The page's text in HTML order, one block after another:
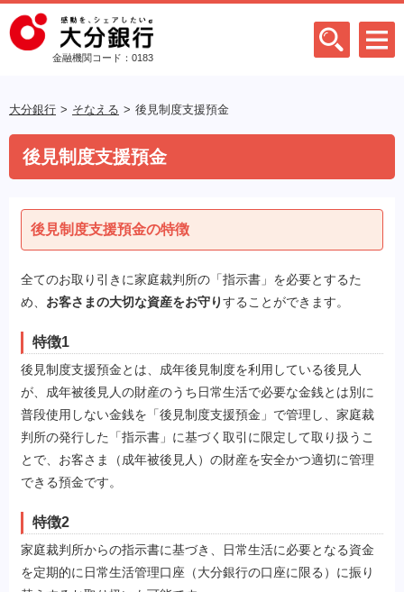
金融機関コード：0183
大分銀行 そなえる 後見制度支援預金
後見制度支援預金
後見制度支援預金の特徴
全てのお取り引きに家庭裁判所の「指示書」を必要とするた
め、 お客さまの大切な資産をお守りすることができます。
特徴1
後見制度支援預金とは、成年後見制度を利用している後見人
が、成年被後見人の財産のうち日常生活で必要な金銭とは別に
普段使用しない金銭を「後見制度支援預金」で管理し、家庭裁
判所の発行した「指示書」に基づく取引に限定して取り扱うこ
とで、お客さま（成年被後見人）の財産を安全かつ適切に管理
できる預金です。
特徴2
家庭裁判所からの指示書に基づき、日常生活に必要となる資金
を定期的に日常生活管理口座（大分銀行の口座に限る）に振り